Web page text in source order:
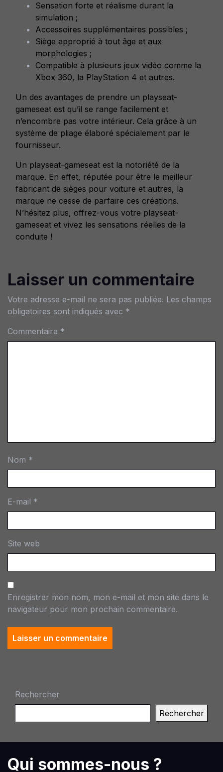
Sensation forte et réalisme durant la
simulation ;
Accessoires supplémentaires possibles ;
Siège approprié à tout âge et aux
morphologies ;
Compatible à plusieurs jeux vidéo comme la
Xbox 360, la PlayStation 4 et autres.
Un des avantages de prendre un playseat-
gameseat est qu’il se range facilement et
n’encombre pas votre intérieur. Cela grâce à un
système de pliage élaboré spécialement par le
fournisseur.
Un playseat-gameseat est la notoriété de la
marque. En effet, réputée pour être le meilleur
fabricant de sièges pour voiture et autres, la
marque ne cesse de parfaire ces créations.
N’hésitez plus, offrez-vous votre playseat-
gameseat et vivez les sensations réelles de la
conduite !
Laisser un commentaire
Votre adresse e-mail ne sera pas publiée. Les champs
obligatoires sont indiqués avec *
Commentaire *
Nom *
E-mail *
Site web
Enregistrer mon nom, mon e-mail et mon site dans le
navigateur pour mon prochain commentaire.
Rechercher
Rechercher
Qui sommes-nous ?